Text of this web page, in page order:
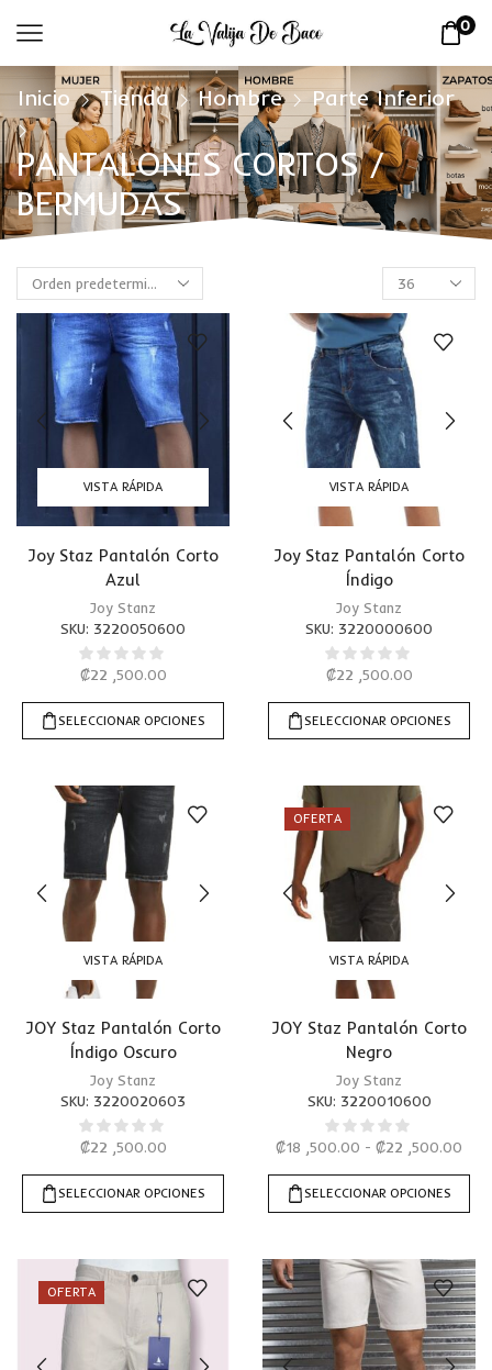
0
Inicio Tienda Hombre Parte Inferior
PANTALONES CORTOS /
BERMUDAS
VISTA RÁPIDA
Joy Staz Pantalón Corto
Azul
Joy Stanz
SKU: 3220050600
₡22 ,500.00
SELECCIONAR OPCIONES
VISTA RÁPIDA
Joy Staz Pantalón Corto
Índigo
Joy Stanz
SKU: 3220000600
₡22 ,500.00
SELECCIONAR OPCIONES
VISTA RÁPIDA
JOY Staz Pantalón Corto
Índigo Oscuro
Joy Stanz
SKU: 3220020603
₡22 ,500.00
SELECCIONAR OPCIONES
OFERTA
VISTA RÁPIDA
JOY Staz Pantalón Corto
Negro
Joy Stanz
SKU: 3220010600
₡18 ,500.00 - ₡22 ,500.00
SELECCIONAR OPCIONES
OFERTA